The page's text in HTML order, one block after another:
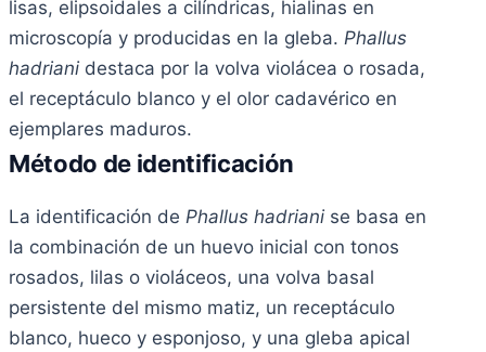
lisas, elipsoidales a cilíndricas, hialinas en
microscopía y producidas en la gleba. Phallus
hadriani destaca por la volva violácea o rosada,
el receptáculo blanco y el olor cadavérico en
ejemplares maduros.
Método de identificación
La identificación de Phallus hadriani se basa en
la combinación de un huevo inicial con tonos
rosados, lilas o violáceos, una volva basal
persistente del mismo matiz, un receptáculo
blanco, hueco y esponjoso, y una gleba apical